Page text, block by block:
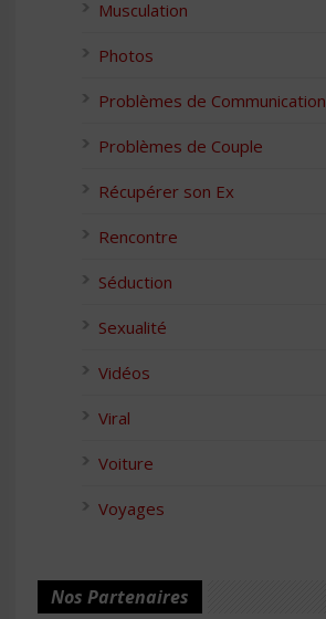
Musculation
Photos
Problèmes de Communication
Problèmes de Couple
Récupérer son Ex
Rencontre
Séduction
Sexualité
Vidéos
Viral
Voiture
Voyages
Nos Partenaires